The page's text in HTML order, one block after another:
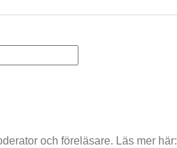
och föreläsare. Läs mer här: